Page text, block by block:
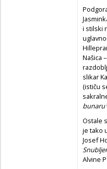
i stilski
Našica
slikar
(ističu
bunaru
Ostale
je tako
Josef
Alvine